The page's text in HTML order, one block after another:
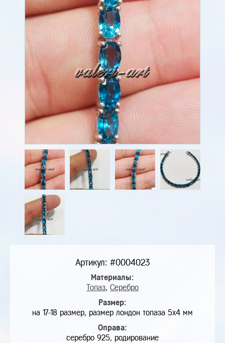
Артикул: #0004023
Материалы:
Топаз, Серебро
Размер:
на 17-18 размер, размер лондон топаза 5х4 мм
Оправа:
серебро 925, родирование